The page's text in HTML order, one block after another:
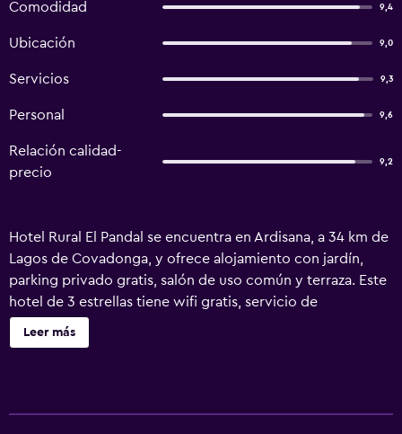
Comodidad 9,4
Ubicación 9,0
Servicios 9,3
Personal 9,6
Relación calidad-
precio
9,2
Hotel Rural El Pandal se encuentra en Ardisana, a 34 km de
Lagos de Covadonga, y ofrece alojamiento con jardín,
parking privado gratis, salón de uso común y terraza. Este
hotel de 3 estrellas tiene wifi gratis, servicio de
habitaciones y mostrador de información turística. Hay
bar. En el hotel, cada habitación tiene escritorio, TV de
Leer más